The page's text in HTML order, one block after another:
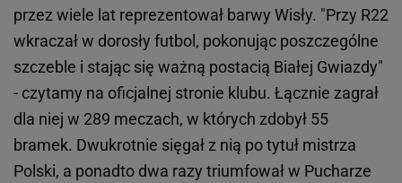
przez wiele lat reprezentował barwy Wisły. "Przy R22
wkraczał w dorosły futbol, pokonując poszczególne
szczeble i stając się ważną postacią Białej Gwiazdy"
- czytamy na oficjalnej stronie klubu. Łącznie zagrał
dla niej w 289 meczach, w których zdobył 55
bramek. Dwukrotnie sięgał z nią po tytuł mistrza
Polski, a ponadto dwa razy triumfował w Pucharze